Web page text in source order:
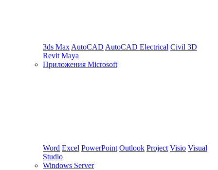
3ds Max AutoCAD AutoCAD Electrical Civil 3D
Revit Maya
Приложения Microsoft
Word Excel PowerPoint Outlook Project Visio Visual
Studio
Windows Server